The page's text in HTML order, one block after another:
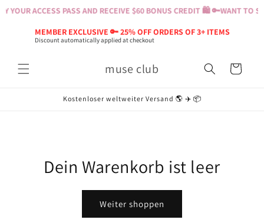
YOUR ACCESS PASS AND RECEIVE $60 BONUS CREDIT 🛍️ 🔑WANT TO
MEMBER EXCLUSIVE 🔑 25% OFF ORDERS OF 3+ ITEMS
Discount automatically applied at checkout
zum
muse club Warenkorb
Kostenloser weltweiter Versand 🌎 ✈️ 📦
Dein Warenkorb ist leer
Weiter shoppen